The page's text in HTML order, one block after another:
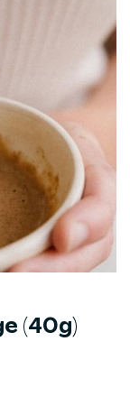
(40g)